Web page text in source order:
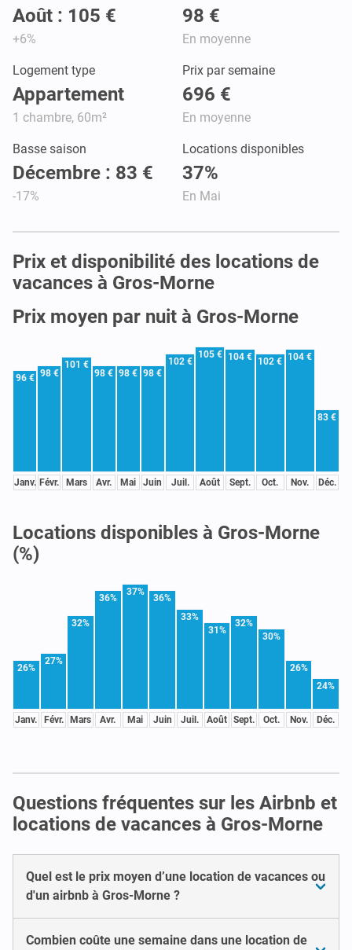
Août : 105 €
+6%
98 €
En moyenne
Logement type
Appartement
1 chambre, 60m²
Prix par semaine
696 €
En moyenne
Basse saison
Décembre : 83 €
-17%
Locations disponibles
37%
En Mai
Prix et disponibilité des locations de
vacances à Gros-Morne
Prix moyen par nuit à Gros-Morne
96 €
Janv.
98 €
Févr.
101 €
Mars
98 €
Avr.
98 €
Mai
98 €
Juin
102 €
Juil.
105 €
Août
104 €
Sept.
102 €
Oct.
104 €
Nov.
83 €
Déc.
Locations disponibles à Gros-Morne
(%)
26%
Janv.
27%
Févr.
32%
Mars
36%
Avr.
37%
Mai
36%
Juin
33%
Juil.
31%
Août
32%
Sept.
30%
Oct.
26%
Nov.
24%
Déc.
Questions fréquentes sur les Airbnb et
locations de vacances à Gros-Morne
Quel est le prix moyen d’une location de vacances ou
d'un airbnb à Gros-Morne ?
Combien coûte une semaine dans une location de